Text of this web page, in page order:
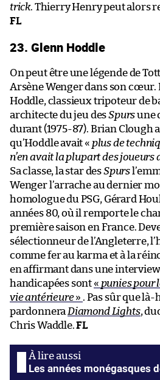
trick. Thierry Henry peut alors
FL
23. Glenn Hoddle
On peut être une légende de
Arsène Wenger dans son cœur.
Hoddle, classieux tripoteur de
architecte du jeu desSpursune
durant (1975-87). Brian Clough
qu’Hoddle avait « plus de
n’en avait la plupart des joueurs
Sa classe, la star desSpurs
Wenger l’arrache au dernier
homologue du PSG, Gérard
années 80, où il remporte le
première saison en France.
sélectionneur de l’Angleterre,
comme fer au karma et à la
en affirmant dans une
handicapées sont « punies pour
vie antérieure» . Pas sûr que
pardonnera Diamond Lights,
Chris Waddle.FL
Les années monégasques